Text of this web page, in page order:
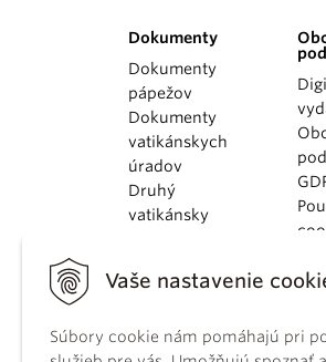
Vaše nastavenie
Súbory cookie nám pomáhajú pri
Dokumenty
Dokumenty
pápežov
Dokumenty
vatikánskych
úradov
Druhý
vatikánsky
KBS
kánonického